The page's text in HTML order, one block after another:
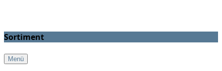
Sortiment
Menü